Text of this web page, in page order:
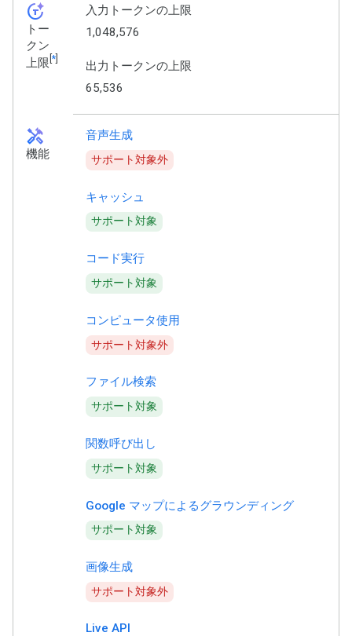
token_auto
トー
クン
上限 [*
入力トークンの上限
1,048,576
出力トークンの上限
65,536
handyman
機能
音声生成
サポート対象外
キャッシュ
サポート対象
コード実行
サポート対象
コンピュータ使用
サポート対象外
ファイル検索
サポート対象
関数呼び出し
サポート対象
Google マップによるグラウンディング
サポート対象
画像生成
サポート対象外
Live API